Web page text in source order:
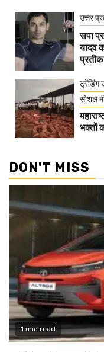
उत्तर
सपा
यादव
प्रतीक
ट्रेंडिंग
सोशल
भक्तों
DON'T MISS
1 min read